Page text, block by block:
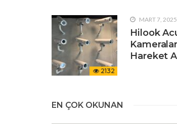
2132
MART 7, 2025
Hilook
Hareket
EN ÇOK OKUNAN